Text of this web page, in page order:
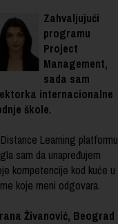
Zahvaljujući
programu
Project
Management,
sada sam
internacionalne
škole.
Learning platformu
sam da unapređujem
kompetencije kod kuće u
koje meni odgovara.
Živanović, Beograd